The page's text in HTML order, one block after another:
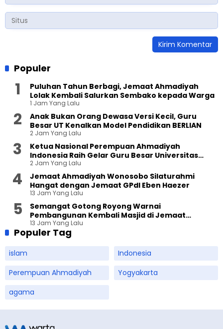
Populer
Puluhan Tahun Berbagi, Jemaat Ahmadiyah
Lolak Kembali Salurkan Sembako kepada Warga
1 Jam Yang Lalu
Anak Bukan Orang Dewasa Versi Kecil, Guru
Besar UT Kenalkan Model Pendidikan BERLIAN
2 Jam Yang Lalu
Ketua Nasional Perempuan Ahmadiyah
Indonesia Raih Gelar Guru Besar Universitas
Terbuka
2 Jam Yang Lalu
Jemaat Ahmadiyah Wonosobo Silaturahmi
Hangat dengan Jemaat GPdI Eben Haezer
13 Jam Yang Lalu
Semangat Gotong Royong Warnai
Pembangunan Kembali Masjid di Jemaat
Ahmadiyah Sukapura
13 Jam Yang Lalu
Populer Tag
islam
Indonesia
Perempuan Ahmadiyah
Yogyakarta
agama